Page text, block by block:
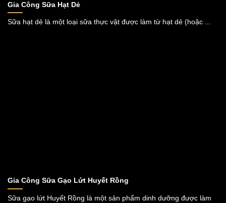
Gia Công Sữa Hạt Dẻ
Sữa hạt dẻ là một loại sữa thực vật được làm từ hạt dẻ (hoặc ...
Gia Công Sữa Gạo Lứt Huyết Rồng
Sữa gạo lứt Huyết Rồng là một sản phẩm dinh dưỡng được làm